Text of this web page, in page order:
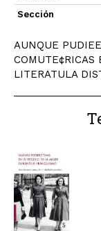
Sección
AUNQUE
COMUTE¢RICAS
LITERATULA